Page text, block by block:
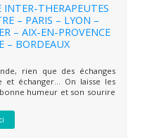
INTER-THERAPEUTES
– PARIS – LYON –
– AIX-EN-PROVENCE
– BORDEAUX
rien que des échanges
et échanger… On laisse les
humeur et son sourire